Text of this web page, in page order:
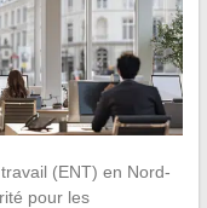
(ENT) en Nord-
pour les